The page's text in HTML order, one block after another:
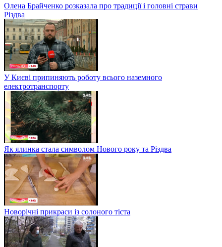
Олена Брайченко розказала про традиції і головні страви
Різдва
У Києві припиняють роботу всього наземного
електротранспорту
Як ялинка стала символом Нового року та Різдва
Новорічні прикраси із солоного тіста